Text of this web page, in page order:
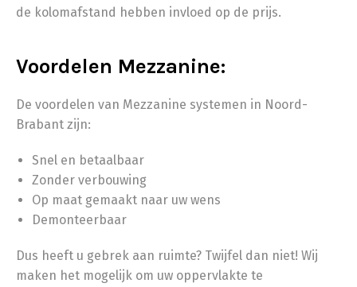
de kolomafstand hebben invloed op de prijs.
Voordelen Mezzanine:
De voordelen van Mezzanine systemen in Noord-
Brabant zijn:
Snel en betaalbaar
Zonder verbouwing
Op maat gemaakt naar uw wens
Demonteerbaar
Dus heeft u gebrek aan ruimte? Twijfel dan niet! Wij
maken het mogelijk om uw oppervlakte te